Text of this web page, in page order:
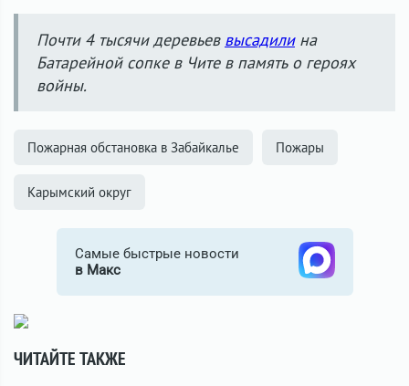
Почти 4 тысячи деревьев высадилина
Батарейной сопке в Чите в память о героях
войны.
Пожарная обстановка в Забайкалье Пожары
Карымский округ
Самые быстрые новости
в Макс
ЧИТАЙТЕ ТАКЖЕ